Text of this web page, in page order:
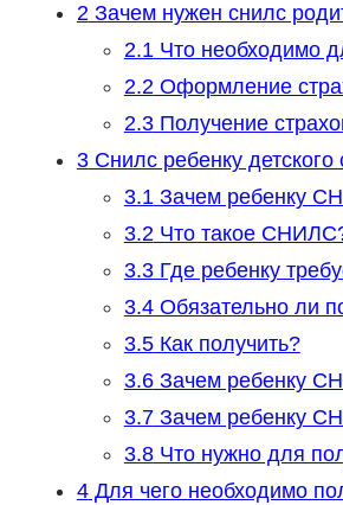
2Зачем нужен снилс
2.1Что необходимо
2.2Оформление
2.3Получение
3Снилс ребенку детского
3.1Зачем ребенку
3.2Что такое
3.3Где ребенку
3.4Обязательно ли
3.5Как получить?
3.6Зачем ребенку
3.7Зачем ребенку
3.8Что нужно для
4Для чего необходимо